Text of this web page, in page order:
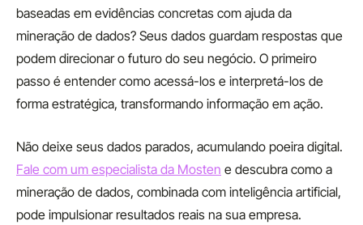
baseadas em evidências concretas com ajuda da
mineração de dados? Seus dados guardam respostas que
podem direcionar o futuro do seu negócio. O primeiro
passo é entender como acessá-los e interpretá-los de
forma estratégica, transformando informação em ação.
Não deixe seus dados parados, acumulando poeira digital.
Fale com um especialista da Mosten e descubra como a
mineração de dados, combinada com inteligência artificial,
pode impulsionar resultados reais na sua empresa.